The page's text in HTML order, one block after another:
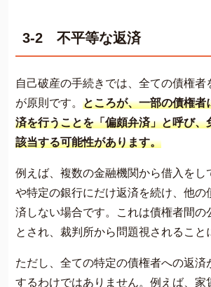
3-2 不平等な返済
自己破産の手続きでは、全ての債権者
が原則です。 ところが、一部の債権者
済を行うことを「偏頗弁済」と呼び、
該当する可能性があります。
例えば、複数の金融機関から借入をし
や特定の銀行にだけ返済を続け、他の
済しない場合です。これは債権者間の
とされ、裁判所から問題視されること
ただし、全ての特定の債権者への返済
するわけではありません。例えば、家